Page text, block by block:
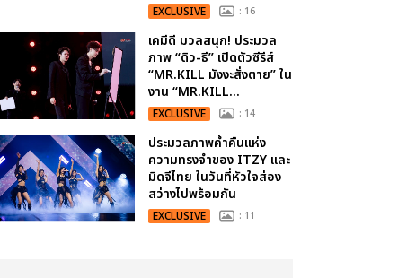
EXCLUSIVE : 16
เคมีดี มวลสนุก! ประมวล
ภาพ “ดิว-ธี” เปิดตัวซีรีส์
“MR.KILL มังงะสั่งตาย” ใน
งาน “MR.KILL...
EXCLUSIVE : 14
ประมวลภาพค่ำคืนแห่ง
ความทรงจำของ ITZY และ
มิดจีไทย ในวันที่หัวใจส่อง
สว่างไปพร้อมกัน
EXCLUSIVE : 11